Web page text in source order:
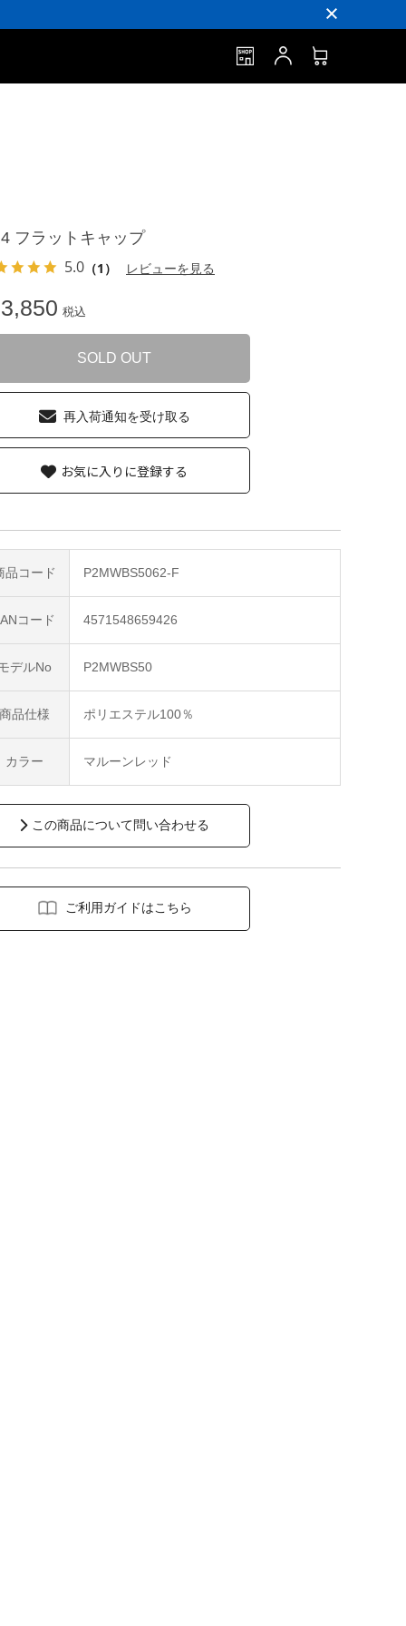
フラットキャップ
5.0 （1） レビューを見る
税込
SOLD OUT
再入荷通知を受け取る
品コード P2MWBS5062-F
コード 4571548659426
デルNo P2MWBS50
商品仕様 ポリエステル100％
カラー マルーンレッド
この商品について問い合わせる
ご利用ガイドはこちら
お気に入りに登録する